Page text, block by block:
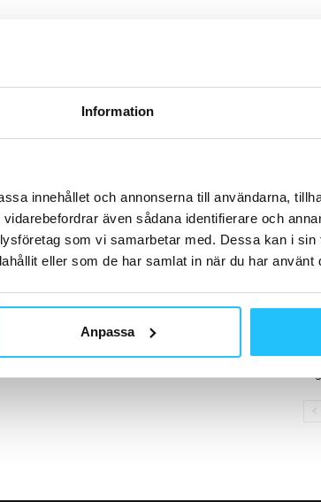
Information
innehållet och annonserna till användarna,
även sådana identifierare och
som vi samarbetar med. Dessa kan i
eller som de har samlat in när du har använt
Anpassa